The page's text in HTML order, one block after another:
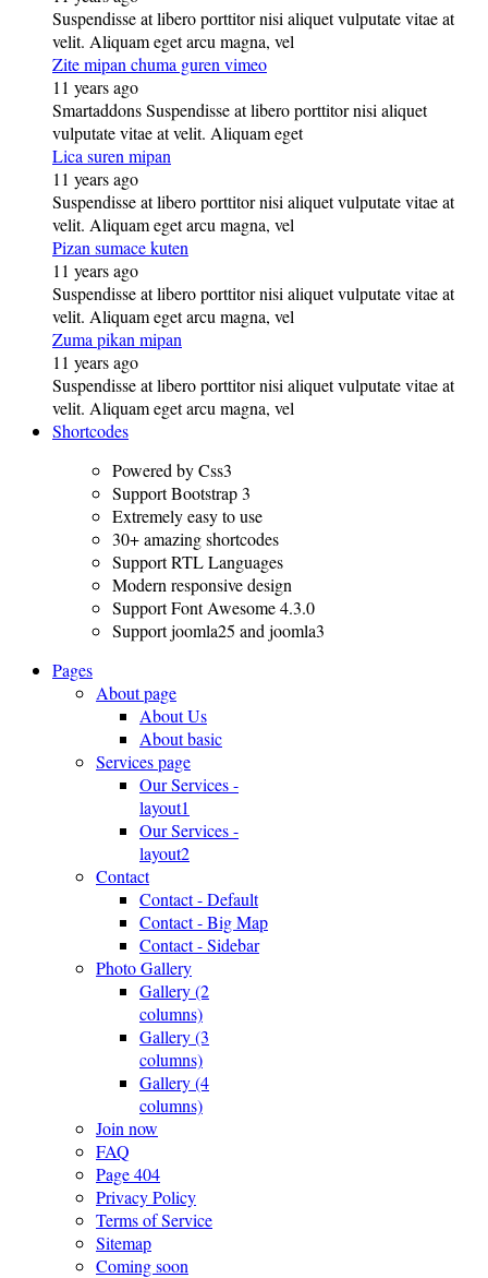
Suspendisse at libero porttitor nisi aliquet vulputate vitae at
velit. Aliquam eget arcu magna, vel
Zite mipan chuma guren vimeo
11 years ago
Smartaddons Suspendisse at libero porttitor nisi aliquet
vulputate vitae at velit. Aliquam eget
Lica suren mipan
11 years ago
Suspendisse at libero porttitor nisi aliquet vulputate vitae at
velit. Aliquam eget arcu magna, vel
Pizan sumace kuten
11 years ago
Suspendisse at libero porttitor nisi aliquet vulputate vitae at
velit. Aliquam eget arcu magna, vel
Zuma pikan mipan
11 years ago
Suspendisse at libero porttitor nisi aliquet vulputate vitae at
velit. Aliquam eget arcu magna, vel
Shortcodes
Powered by Css3
Support Bootstrap 3
Extremely easy to use
30+ amazing shortcodes
Support RTL Languages
Modern responsive design
Support Font Awesome 4.3.0
Support joomla25 and joomla3
Pages
About page
About Us
About basic
Services page
Our Services -
layout1
Our Services -
layout2
Contact
Contact - Default
Contact - Big Map
Contact - Sidebar
Photo Gallery
Gallery (2
columns)
Gallery (3
columns)
Gallery (4
columns)
Join now
FAQ
Page 404
Privacy Policy
Terms of Service
Sitemap
Coming soon